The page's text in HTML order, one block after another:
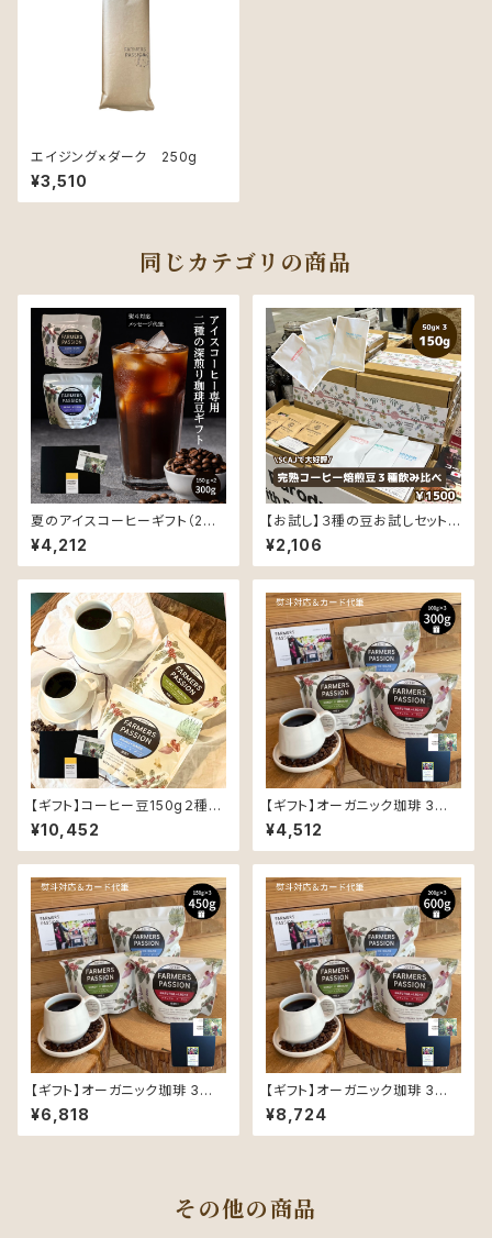
エイジング×ダーク 250g
¥3,510
同じカテゴリの商品
夏のアイスコーヒーギフト（2種
の深煎り豆×150g）
¥4,212
【お試し】３種の豆お試しセット
（同じ豆で、精製と焙煎でこんな
に変わる！！）各50ｇ
¥2,106
【ギフト】コーヒー豆150g２種と
ペアマグカップとソーサーのギフ
ト
¥10,452
【ギフト】オーガニック珈琲 3種 (
各100g ) 飲み比べギフトセット
〜同じ豆でも精製と焙煎 でこん
なに 変わる！ 〜 ( オリジナルポ
¥4,512
【ギフト】オーガニック珈琲 3種 (
各150g )ギフトセット 〜同じ豆
でも精製と焙煎でこんなに変わ
る！ 〜 ( オリジナルポストカード
¥6,818
【ギフト】オーガニック珈琲 3種 (
各200g )ギフトセット 〜同じ豆
も精製と焙煎でこんなに変わ
る！ 〜 ( オリジナルポストカード
¥8,724
その他の商品